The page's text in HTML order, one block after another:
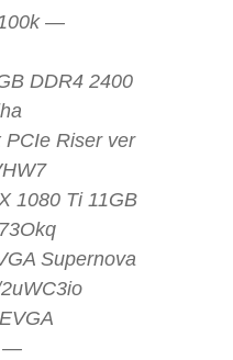
—
DDR4 2400
PCIe Riser ver
1080 Ti 11GB
Supernova
—